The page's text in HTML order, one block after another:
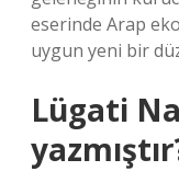
eserinde Arap
uygun yeni bir
Lügati